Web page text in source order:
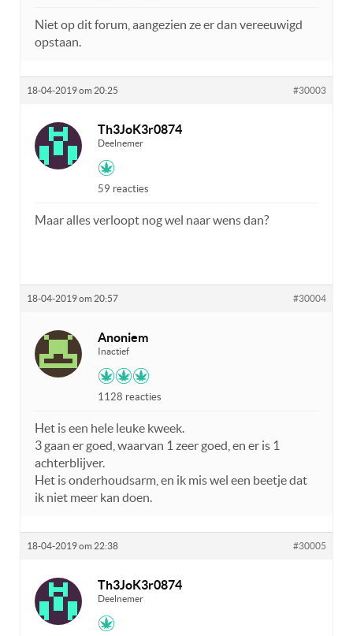
Niet op dit forum, aangezien ze er dan vereeuwigd
opstaan.
18-04-2019 om 20:25 #30003
Th3JoK3r0874
Deelnemer
59 reacties
Maar alles verloopt nog wel naar wens dan?
18-04-2019 om 20:57 #30004
Anoniem
Inactief
1128 reacties
Het is een hele leuke kweek.
3 gaan er goed, waarvan 1 zeer goed, en er is 1
achterblijver.
Het is onderhoudsarm, en ik mis wel een beetje dat
ik niet meer kan doen.
18-04-2019 om 22:38 #30005
Th3JoK3r0874
Deelnemer